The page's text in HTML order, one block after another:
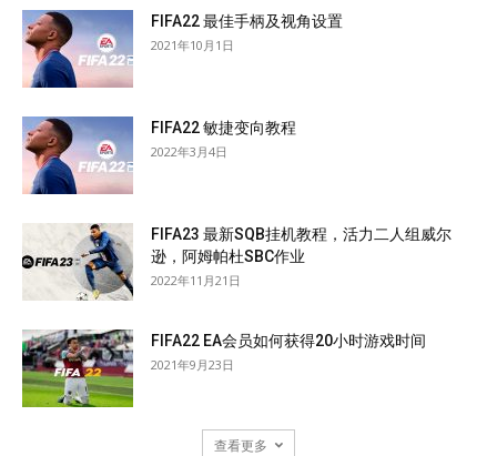
FIFA22 最佳手柄及视角设置
2021年10月1日
FIFA22 敏捷变向教程
2022年3月4日
FIFA23 最新SQB挂机教程，活力二人组威尔
逊，阿姆帕杜SBC作业
2022年11月21日
FIFA22 EA会员如何获得20小时游戏时间
2021年9月23日
查看更多